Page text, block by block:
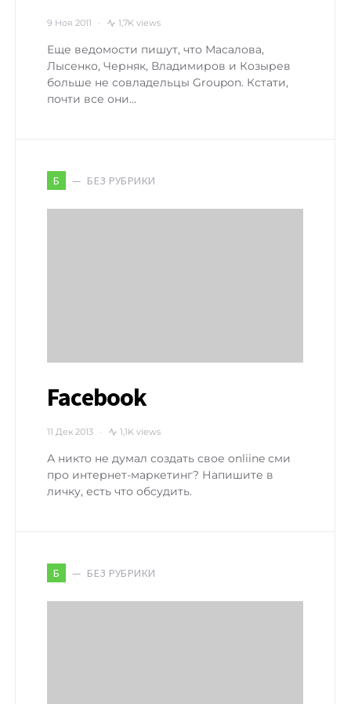
9 Ноя 2011 1,7K views
Еще ведомости пишут, что Масалова,
Лысенко, Черняк, Владимиров и Козырев
больше не совладельцы Groupon. Кстати,
почти все они…
Б БЕЗ РУБРИКИ
Facebook
11 Дек 2013 1,1K views
А никто не думал создать свое onliine сми
про интернет-маркетинг? Напишите в
личку, есть что обсудить.
Б БЕЗ РУБРИКИ